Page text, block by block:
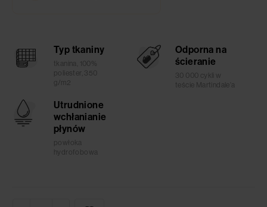
Typ tkaniny
tkanina, 100%
poliester, 350
g/m2
Odporna na
ścieranie
30 000 cykli w
teście Martindale'a
Utrudnione
wchłanianie
płynów
powłoka
hydrofobowa